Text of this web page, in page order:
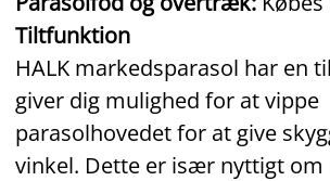
Tiltfunktion
HALK markedsparasol har en
giver dig mulighed for at vippe
parasolhovedet for at give
vinkel. Dette er især nyttigt om